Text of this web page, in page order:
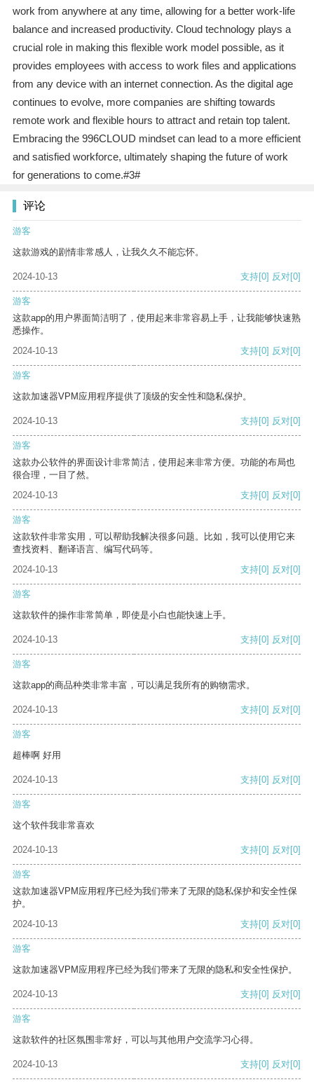
work from anywhere at any time, allowing for a better work-life
balance and increased productivity. Cloud technology plays a
crucial role in making this flexible work model possible, as it
provides employees with access to work files and applications
from any device with an internet connection. As the digital age
continues to evolve, more companies are shifting towards
remote work and flexible hours to attract and retain top talent.
Embracing the 996CLOUD mindset can lead to a more efficient
and satisfied workforce, ultimately shaping the future of work
for generations to come.#3#
评论
游客
这款游戏的剧情非常感人，让我久久不能忘怀。
2024-10-13 支持[0] 反对[0]
游客
这款app的用户界面简洁明了，使用起来非常容易上手，让我能够快速熟
悉操作。
2024-10-13
支持[0] 反对[0]
游客
这款加速器VPM应用程序提供了顶级的安全性和隐私保护。
2024-10-13 支持[0] 反对[0]
游客
这款办公软件的界面设计非常简洁，使用起来非常方便。功能的布局也
很合理，一目了然。
2024-10-13
支持[0] 反对[0]
游客
这款软件非常实用，可以帮助我解决很多问题。比如，我可以使用它来
查找资料、翻译语言、编写代码等。
2024-10-13
支持[0] 反对[0]
游客
这款软件的操作非常简单，即使是小白也能快速上手。
2024-10-13 支持[0] 反对[0]
游客
这款app的商品种类非常丰富，可以满足我所有的购物需求。
2024-10-13 支持[0] 反对[0]
游客
超棒啊 好用
2024-10-13 支持[0] 反对[0]
游客
这个软件我非常喜欢
2024-10-13 支持[0] 反对[0]
游客
这款加速器VPM应用程序已经为我们带来了无限的隐私保护和安全性保
护。
2024-10-13
支持[0] 反对[0]
游客
这款加速器VPM应用程序已经为我们带来了无限的隐私和安全性保护。
2024-10-13 支持[0] 反对[0]
游客
这款软件的社区氛围非常好，可以与其他用户交流学习心得。
2024-10-13 支持[0] 反对[0]